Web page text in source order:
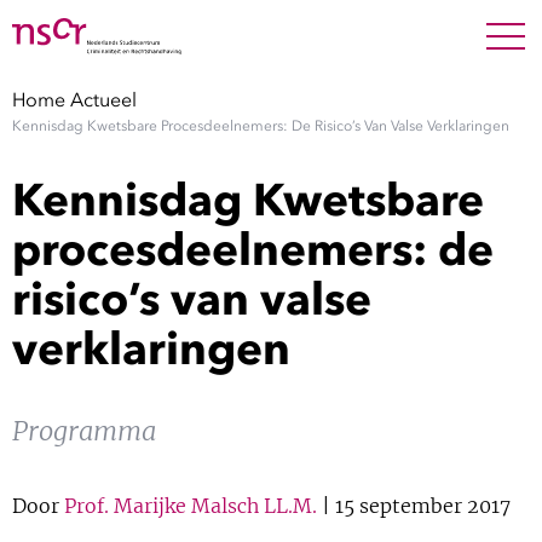
Show
Medewerkers Show
Factsheets
Publicaties
Over NSCR
Contact
Home Actueel
Kennisdag Kwetsbare Procesdeelnemers: De Risico’s Van Valse Verklaringen
Kennisdag Kwetsbare
procesdeelnemers: de
risico’s van valse
verklaringen
Programma
Door Prof. Marijke Malsch LL.M. | 15 september 2017